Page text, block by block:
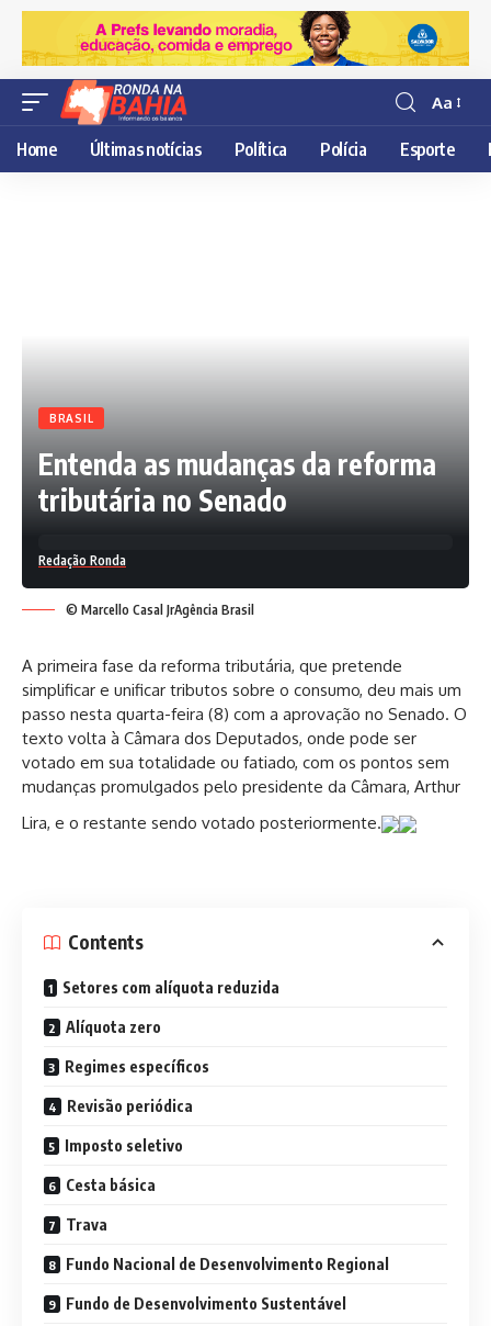
Resisor
de
fonte
Aa
Home Últimas notícias Política Polícia Esporte
BRASIL
Entenda as mudanças da reforma
tributária no Senado
Redação Ronda
© Marcello Casal JrAgência Brasil
A primeira fase da reforma tributária, que pretende
simplificar e unificar tributos sobre o consumo, deu mais um
passo nesta quarta-feira (8) com a aprovação no Senado. O
texto volta à Câmara dos Deputados, onde pode ser
votado em sua totalidade ou fatiado, com os pontos sem
mudanças promulgados pelo presidente da Câmara, Arthur
Lira, e o restante sendo votado posteriormente.
Contents
Setores com alíquota reduzida
Alíquota zero
Regimes específicos
Revisão periódica
Imposto seletivo
Cesta básica
Trava
Fundo Nacional de Desenvolvimento Regional
Fundo de Desenvolvimento Sustentável